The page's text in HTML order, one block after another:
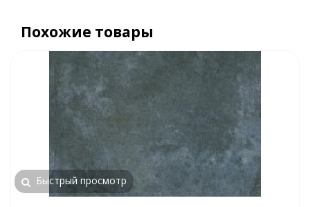
Похожие товары
Быстрый просмотр